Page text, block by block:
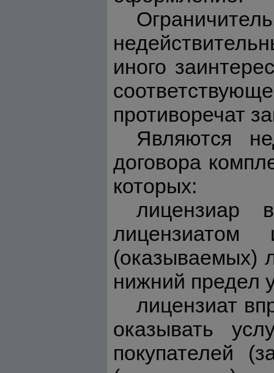
иного
противоречат
Являются
договора
которых:
лицензиар
(оказываемых)
нижний предел
лицензиат
оказывать
покупателей